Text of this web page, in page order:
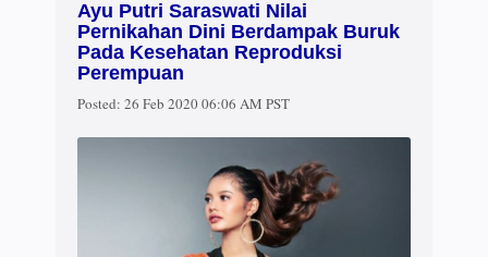
Ayu Putri Saraswati Nilai
Pernikahan Dini Berdampak Buruk
Pada Kesehatan Reproduksi
Perempuan
Posted: 26 Feb 2020 06:06 AM PST